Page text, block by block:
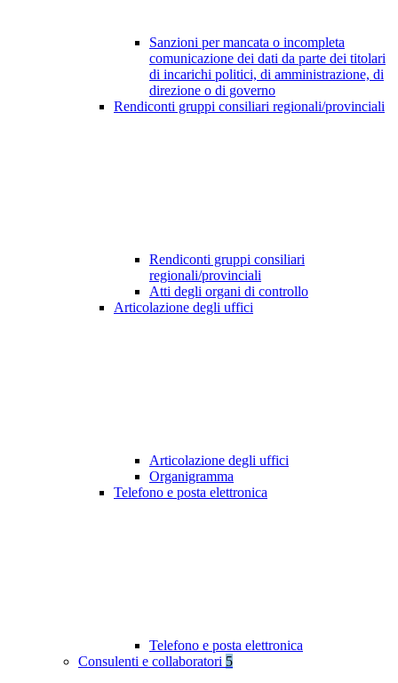
Sanzioni per mancata o incompleta
comunicazione dei dati da parte dei titolari
di incarichi politici, di amministrazione, di
direzione o di governo
Rendiconti gruppi consiliari regionali/provinciali
Rendiconti gruppi consiliari
regionali/provinciali
Atti degli organi di controllo
Articolazione degli uffici
Articolazione degli uffici
Organigramma
Telefono e posta elettronica
Telefono e posta elettronica
Consulenti e collaboratori 5